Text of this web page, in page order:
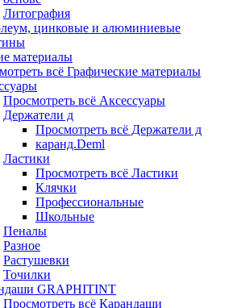
Литография
цинковые и алюминиевые
материалы
всё Графические материалы
Просмотреть всё Аксессуары
Держатели д
Просмотреть всё Держатели д
каранд.Deml
Ластики
Просмотреть всё Ластики
Клячки
Профессиональные
Школьные
Пеналы
Разное
Растушевки
Точилки
GRAPHITINT
Просмотреть всё Карандаши